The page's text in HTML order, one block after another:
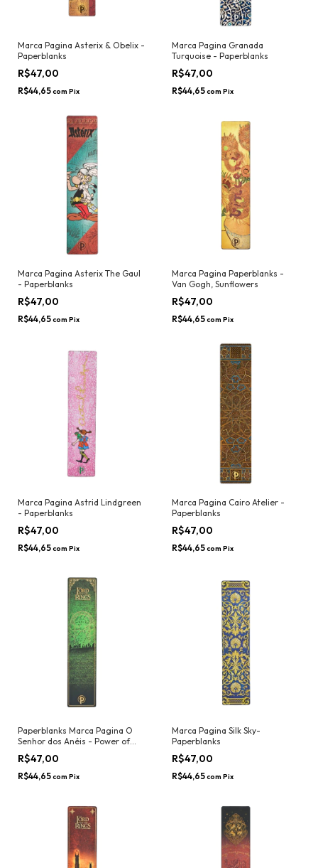
Marca Pagina Asterix & Obelix -
Paperblanks
R$47,00
R$44,65com Pix
Marca Pagina Granada
Turquoise - Paperblanks
R$47,00
R$44,65com Pix
Marca Pagina Asterix The Gaul
- Paperblanks
R$47,00
R$44,65com Pix
Marca Pagina Paperblanks -
Van Gogh, Sunflowers
R$47,00
R$44,65com Pix
Marca Pagina Astrid Lindgreen
- Paperblanks
R$47,00
R$44,65com Pix
Marca Pagina Cairo Atelier -
Paperblanks
R$47,00
R$44,65com Pix
Paperblanks Marca Pagina O
Senhor dos Anéis - Power of
Fellowship
R$47,00
R$44,65com Pix
Marca Pagina Silk Sky-
Paperblanks
R$47,00
R$44,65com Pix